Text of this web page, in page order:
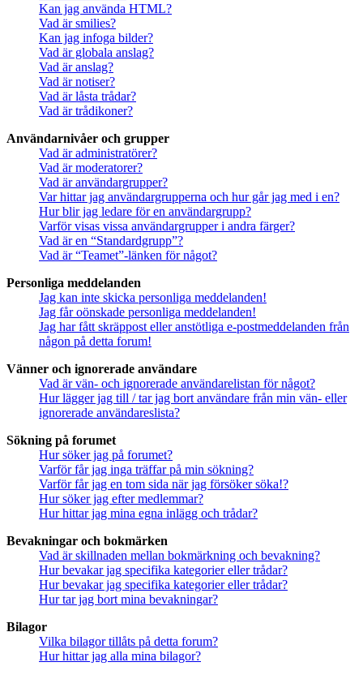
Kan jag använda HTML?
Vad är smilies?
Kan jag infoga bilder?
Vad är globala anslag?
Vad är anslag?
Vad är notiser?
Vad är låsta trådar?
Vad är trådikoner?
Användarnivåer och grupper
Vad är administratörer?
Vad är moderatorer?
Vad är användargrupper?
Var hittar jag användargrupperna och hur går jag med i en?
Hur blir jag ledare för en användargrupp?
Varför visas vissa användargrupper i andra färger?
Vad är en “Standardgrupp”?
Vad är “Teamet”-länken för något?
Personliga meddelanden
Jag kan inte skicka personliga meddelanden!
Jag får oönskade personliga meddelanden!
Jag har fått skräppost eller anstötliga e-postmeddelanden från
någon på detta forum!
Vänner och ignorerade användare
Vad är vän- och ignorerade användarelistan för något?
Hur lägger jag till / tar jag bort användare från min vän- eller
ignorerade användareslista?
Sökning på forumet
Hur söker jag på forumet?
Varför får jag inga träffar på min sökning?
Varför får jag en tom sida när jag försöker söka!?
Hur söker jag efter medlemmar?
Hur hittar jag mina egna inlägg och trådar?
Bevakningar och bokmärken
Vad är skillnaden mellan bokmärkning och bevakning?
Hur bevakar jag specifika kategorier eller trådar?
Hur bevakar jag specifika kategorier eller trådar?
Hur tar jag bort mina bevakningar?
Bilagor
Vilka bilagor tillåts på detta forum?
Hur hittar jag alla mina bilagor?